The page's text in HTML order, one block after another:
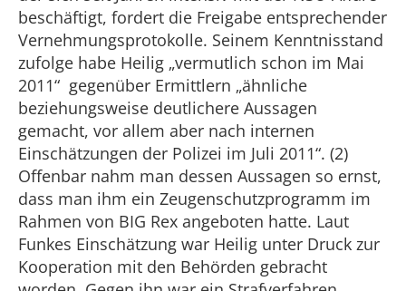
beschäftigt, fordert die Freigabe entsprechender
Vernehmungsprotokolle. Seinem Kenntnisstand
zufolge habe Heilig „vermutlich schon im Mai
2011“ gegenüber Ermittlern „ähnliche
beziehungsweise deutlichere Aussagen
gemacht, vor allem aber nach internen
Einschätzungen der Polizei im Juli 2011“. (2)
Offenbar nahm man dessen Aussagen so ernst,
dass man ihm ein Zeugenschutzprogramm im
Rahmen von BIG Rex angeboten hatte. Laut
Funkes Einschätzung war Heilig unter Druck zur
Kooperation mit den Behörden gebracht